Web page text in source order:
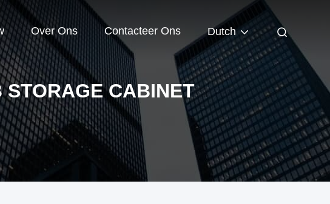
Over Ons Contacteer Ons Dutch
STORAGE CABINET